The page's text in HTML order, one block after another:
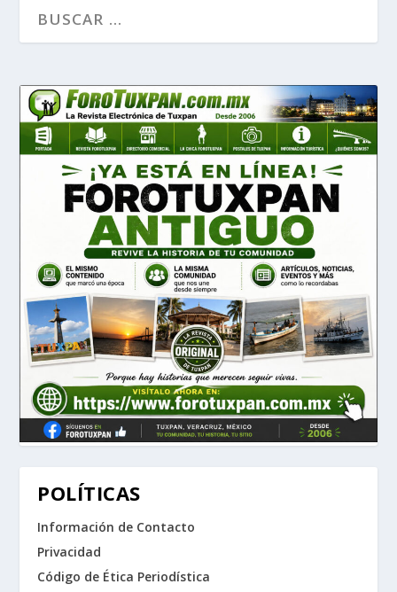
POLÍTICAS
Información de Contacto
Privacidad
Código de Ética Periodística